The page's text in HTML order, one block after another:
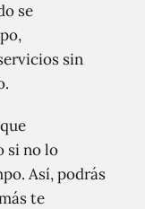
se
sin
si no lo
Así, podrás
te